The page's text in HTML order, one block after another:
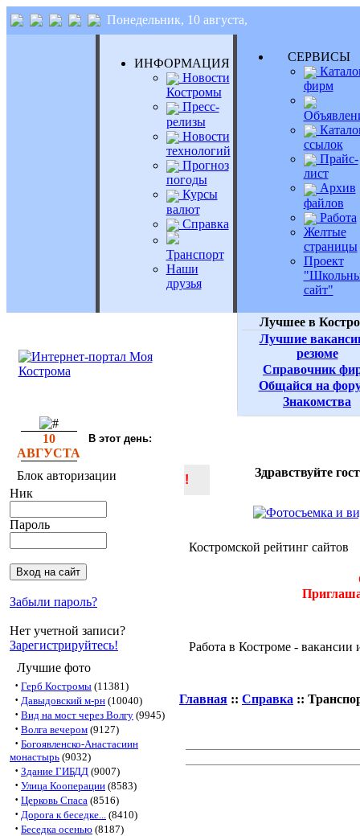
Понедельник, 10 августа,
ИНФОРМАЦИЯ
Новости
Костромы
Пресс-
релизы
Новости
технологий
Прогноз
погоды
Курсы
валют
Справка
Транспорт
Наши
друзья
фирм
ссылок
Прайс-
лист
Архив
файлов
Работа
Желтые
страницы
Проект
сайт"
Лучшее в
Лучшие
резюме
Справочник
Общайся на
Знакомства
10
АВГУСТА
В этот день:
Блок авторизации
Ник
Пароль
Забыли пароль?
Нет учетной записи?
Зарегистрируйтесь!
Лучшие фото
· Герб Костромы (11381)
· Давыдовский м-рн (10040)
· Вид на мост через Волгу (9945)
· Волга вечером (9127)
· Богоявленско-Анастасиин
монастырь (9032)
· Здание ГИБДД (9007)
· Улица Кооперации (8583)
· Церковь Спаса (8516)
· Дорога к беседке... (8410)
· Беседка осенью (8187)
!
Здравствуйте
Костромской рейтинг сайтов
Работа в Костроме - вакансии
Главная :: Справка ::